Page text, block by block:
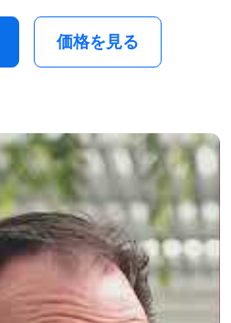
価格を見る